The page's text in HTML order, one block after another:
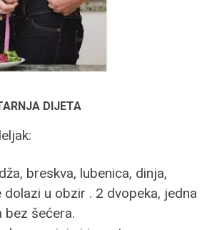
DIJETA
breskva, lubenica, dinja,
dolazi u obzir . 2 dvopeka, jedna
bez šećera.